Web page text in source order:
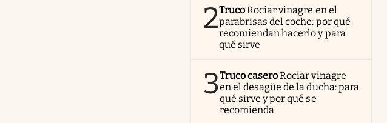
2TrucoRociar vinagre en el
parabrisas del coche: por qué
recomiendan hacerlo y para
qué sirve
3Truco caseroRociar vinagre
en el desagüe de la ducha: para
qué sirve y por qué se
recomienda